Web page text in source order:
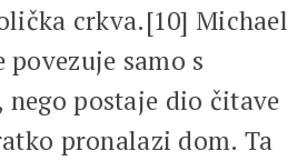
crkva.[10] Michael
povezuje samo s
nego postaje dio čitave
pronalazi dom. Ta